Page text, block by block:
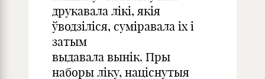
друкавала лікі, якія
ўводзіліся, суміравала іх і
затым
выдавала вынік. Пры
наборы ліку, націснутыя